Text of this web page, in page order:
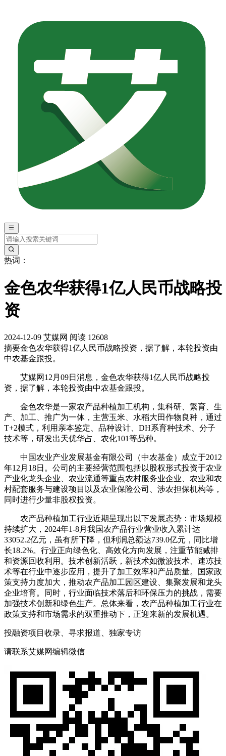
热词：
金色农华获得1亿人民币战略投
资
2024-12-09 艾媒网 阅读 12608
摘要金色农华获得1亿人民币战略投资，据了解，本轮投资由
中农基金跟投。
艾媒网12月09日消息，金色农华获得1亿人民币战略投
资，据了解，本轮投资由中农基金跟投。
金色农华是一家农产品种植加工机构，集科研、繁育、生
产、加工、推广为一体，主营玉米、水稻大田作物良种，通过
T+2模式，利用亲本鉴定、品种设计、DH系育种技术、分子
技术等，研发出天优华占、农化101等品种。
‌中国农业产业发展基金有限公司（中农基金）‌成立于2012
年12月18日。公司的主要经营范围包括以股权形式投资于农业
产业化龙头企业、农业流通等重点农村服务业企业、农业和农
村配套服务与建设项目以及农业保险公司、涉农担保机构等，
同时进行少量非股权投资‌。
农产品种植加工行业近期呈现出以下发展态势：市场规模
持续扩大，2024年1-8月我国农产品行业营业收入累计达
33052.2亿元，虽有所下降，但利润总额达739.0亿元，同比增
长18.2%。行业正向绿色化、高效化方向发展，注重节能减排
和资源回收利用。技术创新活跃，新技术如微波技术、速冻技
术等在行业中逐步应用，提升了加工效率和产品质量。国家政
策支持力度加大，推动农产品加工园区建设、集聚发展和龙头
企业培育。同时，行业面临技术落后和环保压力的挑战，需要
加强技术创新和绿色生产。总体来看，农产品种植加工行业在
政策支持和市场需求的双重推动下，正迎来新的发展机遇。
投融资项目收录、寻求报道、独家专访
请联系艾媒网编辑微信